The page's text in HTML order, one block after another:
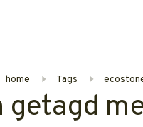
home Tags
getagd